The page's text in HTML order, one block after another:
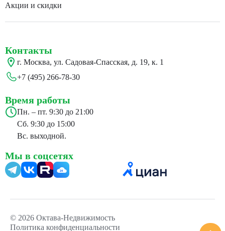
Акции и скидки
Контакты
г. Москва, ул. Садовая-Спасская, д. 19, к. 1
+7 (495) 266-78-30
Время работы
Пн. – пт. 9:30 до 21:00
Сб. 9:30 до 15:00
Вс. выходной.
Мы в соцсетях
24
© 2026 Октава-Недвижимость
Политика конфиденциальности